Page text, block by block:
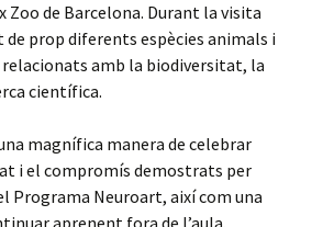
de Barcelona. Durant la visita
de prop diferents espècies animals i
amb la biodiversitat, la
científica.
magnífica manera de celebrar
i el compromís demostrats per
Programa Neuroart, així com una